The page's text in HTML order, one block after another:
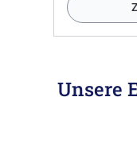
Unsere